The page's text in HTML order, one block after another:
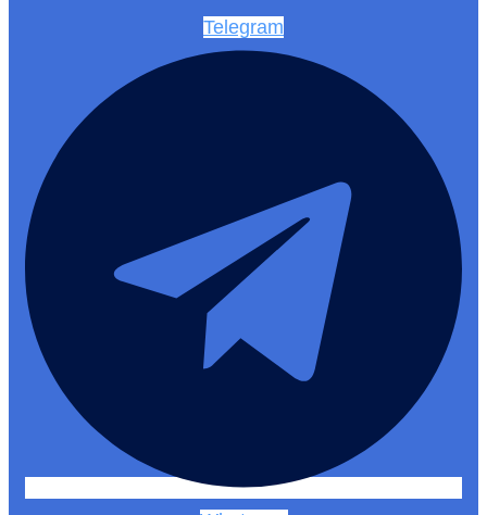
Telegram